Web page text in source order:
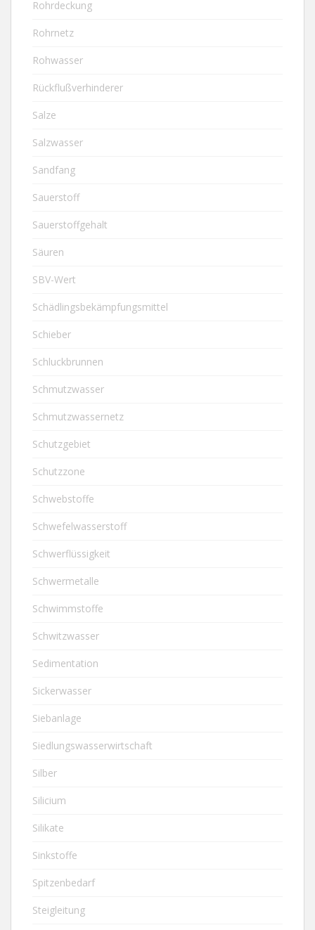
Rohrdeckung
Rohrnetz
Rohwasser
Rückflußverhinderer
Salze
Salzwasser
Sandfang
Sauerstoff
Sauerstoffgehalt
Säuren
SBV-Wert
Schädlingsbekämpfungsmittel
Schieber
Schluckbrunnen
Schmutzwasser
Schmutzwassernetz
Schutzgebiet
Schutzzone
Schwebstoffe
Schwefelwasserstoff
Schwerflüssigkeit
Schwermetalle
Schwimmstoffe
Schwitzwasser
Sedimentation
Sickerwasser
Siebanlage
Siedlungswasserwirtschaft
Silber
Silicium
Silikate
Sinkstoffe
Spitzenbedarf
Steigleitung